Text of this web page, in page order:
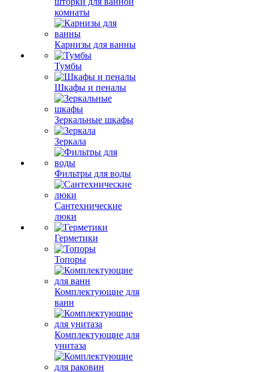
комнаты
Карнизы для ванны
Тумбы
Шкафы и пеналы
Зеркальные шкафы
Зеркала
Фильтры для воды
Сантехнические
люки
Герметики
Топоры
Комплектующие для
ванн
Комплектующие для
унитаза